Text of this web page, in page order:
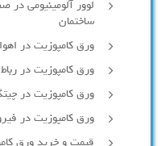
لوور آلومینیومی
ساختمان
ورق کامپوزیت در
ورق کامپوزیت در
ورق کامپوزیت در
ورق کامپوزیت در
قیمت و خرید ورق